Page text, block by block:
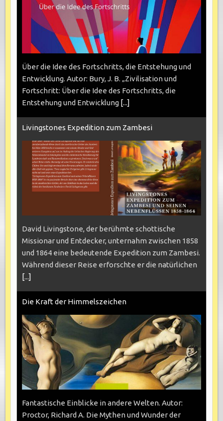
Über die Idee des Fortschritts, die Entstehung und
Entwicklung. Autor: Bury, J. B. „Zivilisation und
Fortschritt: Über die Idee des Fortschritts, die
Entstehung und Entwicklung [...]
Livingstones Expedition zum Zambesi
David Livingstone, der berühmte schottische
Missionar und Entdecker, unternahm zwischen 1858
und 1864 eine bedeutende Expedition zum Zambesi.
Während dieser Reise erforschte er die natürlichen
[...]
Die Kraft der Himmelszeichen
Fantastische Einblicke in andere Welten. Autor:
Proctor, Richard A. Die Mythen und Wunder der